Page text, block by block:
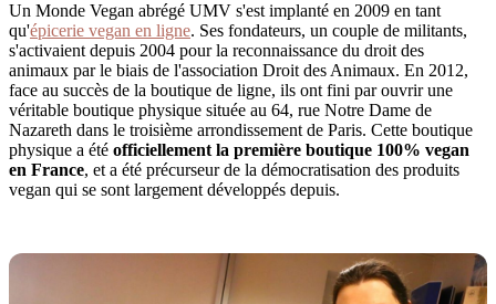
Un Monde Vegan abrégé UMV s'est implanté en 2009 en tant
qu'épicerie vegan en ligne. Ses fondateurs, un couple de militants,
s'activaient depuis 2004 pour la reconnaissance du droit des
animaux par le biais de l'association Droit des Animaux. En 2012,
face au succès de la boutique de ligne, ils ont fini par ouvrir une
véritable boutique physique située au 64, rue Notre Dame de
Nazareth dans le troisième arrondissement de Paris. Cette boutique
physique a été officiellement la première boutique 100% vegan
en France, et a été précurseur de la démocratisation des produits
vegan qui se sont largement développés depuis.